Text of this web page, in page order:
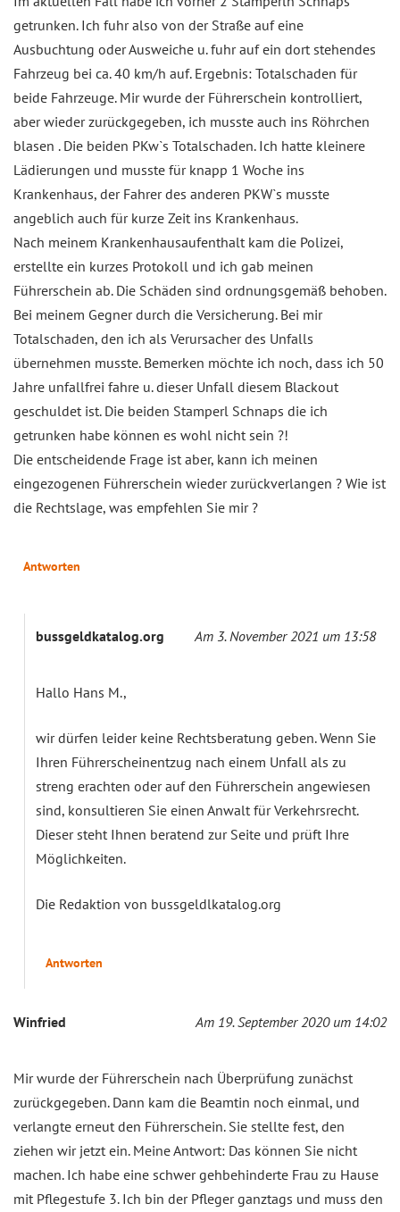
getrunken. Ich fuhr also von der Straße auf eine
Ausbuchtung oder Ausweiche u. fuhr auf ein dort stehendes
Fahrzeug bei ca. 40 km/h auf. Ergebnis: Totalschaden für
beide Fahrzeuge. Mir wurde der Führerschein kontrolliert,
aber wieder zurückgegeben, ich musste auch ins Röhrchen
blasen . Die beiden PKw`s Totalschaden. Ich hatte kleinere
Lädierungen und musste für knapp 1 Woche ins
Krankenhaus, der Fahrer des anderen PKW`s musste
angeblich auch für kurze Zeit ins Krankenhaus.
Nach meinem Krankenhausaufenthalt kam die Polizei,
erstellte ein kurzes Protokoll und ich gab meinen
Führerschein ab. Die Schäden sind ordnungsgemäß behoben.
Bei meinem Gegner durch die Versicherung. Bei mir
Totalschaden, den ich als Verursacher des Unfalls
übernehmen musste. Bemerken möchte ich noch, dass ich 50
Jahre unfallfrei fahre u. dieser Unfall diesem Blackout
geschuldet ist. Die beiden Stamperl Schnaps die ich
getrunken habe können es wohl nicht sein ?!
Die entscheidende Frage ist aber, kann ich meinen
eingezogenen Führerschein wieder zurückverlangen ? Wie ist
die Rechtslage, was empfehlen Sie mir ?
Antworten
bussgeldkatalog.org Am 3. November 2021 um 13:58
Hallo Hans M.,
wir dürfen leider keine Rechtsberatung geben. Wenn Sie
Ihren Führerscheinentzug nach einem Unfall als zu
streng erachten oder auf den Führerschein angewiesen
sind, konsultieren Sie einen Anwalt für Verkehrsrecht.
Dieser steht Ihnen beratend zur Seite und prüft Ihre
Möglichkeiten.
Die Redaktion von bussgeldlkatalog.org
Antworten
Winfried Am 19. September 2020 um 14:02
Mir wurde der Führerschein nach Überprüfung zunächst
zurückgegeben. Dann kam die Beamtin noch einmal, und
verlangte erneut den Führerschein. Sie stellte fest, den
ziehen wir jetzt ein. Meine Antwort: Das können Sie nicht
machen. Ich habe eine schwer gehbehinderte Frau zu Hause
mit Pflegestufe 3. Ich bin der Pfleger ganztags und muss den